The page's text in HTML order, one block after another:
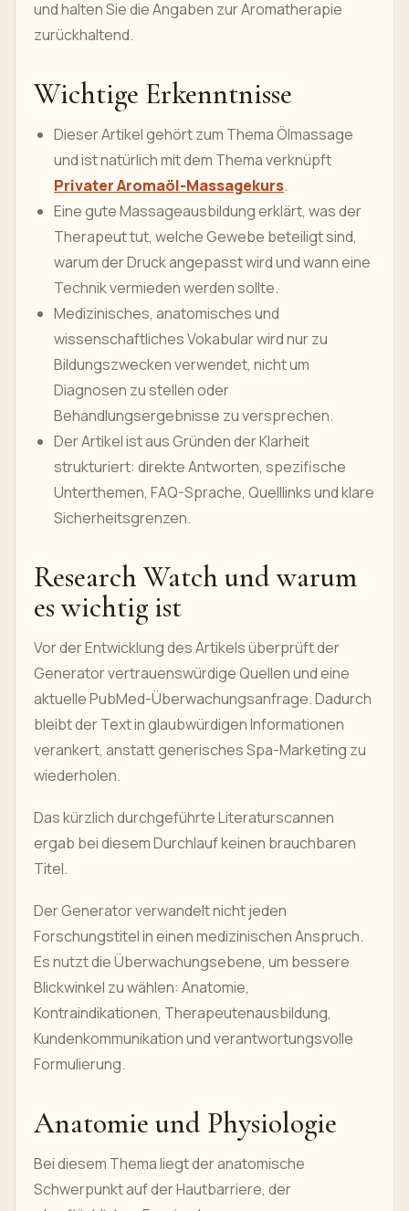
und halten Sie die Angaben zur Aromatherapie
zurückhaltend.
Wichtige Erkenntnisse
Dieser Artikel gehört zum Thema Ölmassage
und ist natürlich mit dem Thema verknüpft
Privater Aromaöl-Massagekurs.
Eine gute Massageausbildung erklärt, was der
Therapeut tut, welche Gewebe beteiligt sind,
warum der Druck angepasst wird und wann eine
Technik vermieden werden sollte.
Medizinisches, anatomisches und
wissenschaftliches Vokabular wird nur zu
Bildungszwecken verwendet, nicht um
Diagnosen zu stellen oder
Behandlungsergebnisse zu versprechen.
Der Artikel ist aus Gründen der Klarheit
strukturiert: direkte Antworten, spezifische
Unterthemen, FAQ-Sprache, Quelllinks und klare
Sicherheitsgrenzen.
Research Watch und warum
es wichtig ist
Vor der Entwicklung des Artikels überprüft der
Generator vertrauenswürdige Quellen und eine
aktuelle PubMed-Überwachungsanfrage. Dadurch
bleibt der Text in glaubwürdigen Informationen
verankert, anstatt generisches Spa-Marketing zu
wiederholen.
Das kürzlich durchgeführte Literaturscannen
ergab bei diesem Durchlauf keinen brauchbaren
Titel.
Der Generator verwandelt nicht jeden
Forschungstitel in einen medizinischen Anspruch.
Es nutzt die Überwachungsebene, um bessere
Blickwinkel zu wählen: Anatomie,
Kontraindikationen, Therapeutenausbildung,
Kundenkommunikation und verantwortungsvolle
Formulierung.
Anatomie und Physiologie
Bei diesem Thema liegt der anatomische
Schwerpunkt auf der Hautbarriere, der